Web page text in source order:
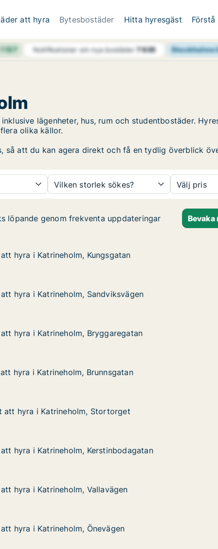
att hyra Bytesbostäder Hitta hyresgäst Förstå
1 137 Notifikationer om nya bostäder 7 635 Stockholms
lägenheter, hus, rum och studentbostäder.
olika källor.
så att du kan agera direkt och få en tydlig överblick
Vilken storlek sökes? Välj pris
löpande genom frekventa uppdateringar Bevaka
Kungsgatan
hyra i Katrineholm, Kungsgatan
hyra i Katrineholm, Kungsgatan
Sandviksvägen
hyra i Katrineholm, Sandviksvägen
hyra i Katrineholm, Sandviksvägen
Bryggaregatan
hyra i Katrineholm, Bryggaregatan
hyra i Katrineholm, Bryggaregatan
Brunnsgatan
hyra i Katrineholm, Brunnsgatan
hyra i Katrineholm, Brunnsgatan
Stortorget
att hyra i Katrineholm, Stortorget
att hyra i Katrineholm, Stortorget
Kerstinbodagatan
hyra i Katrineholm, Kerstinbodagatan
hyra i Katrineholm, Kerstinbodagatan
Vallavägen
hyra i Katrineholm, Vallavägen
hyra i Katrineholm, Vallavägen
Önevägen
hyra i Katrineholm, Önevägen
hyra i Katrineholm, Önevägen